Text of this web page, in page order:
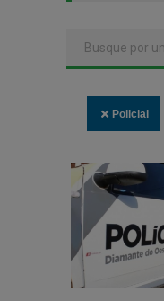
Policial